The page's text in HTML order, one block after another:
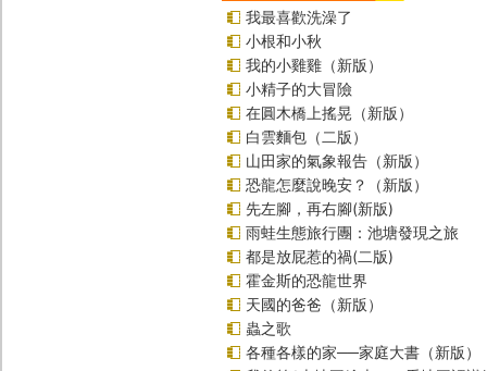
我最喜歡洗澡了
小根和小秋
我的小雞雞（新版）
小精子的大冒險
在圓木橋上搖晃（新版）
白雲麵包（二版）
山田家的氣象報告（新版）
恐龍怎麼說晚安？（新版）
先左腳，再右腳(新版)
雨蛙生態旅行團：池塘發現之旅
都是放屁惹的禍(二版)
霍金斯的恐龍世界
天國的爸爸（新版）
蟲之歌
各種各樣的家──家庭大書（新版）